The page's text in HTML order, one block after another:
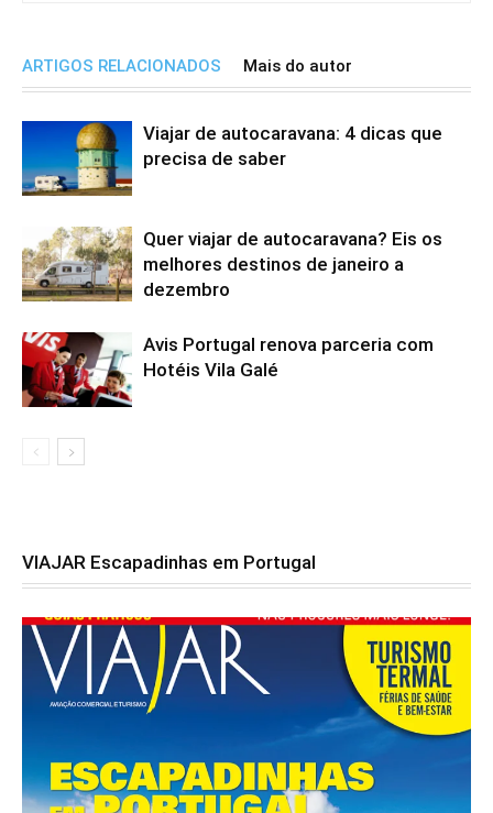
ARTIGOS RELACIONADOS Mais do autor
Viajar de autocaravana: 4 dicas que
precisa de saber
Quer viajar de autocaravana? Eis os
melhores destinos de janeiro a
dezembro
Avis Portugal renova parceria com
Hotéis Vila Galé
VIAJAR Escapadinhas em Portugal